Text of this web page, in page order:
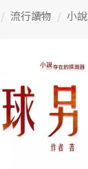
流行讀物 小說